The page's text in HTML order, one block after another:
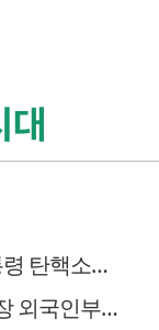
[속보] 野6당, 오후 2시40분 尹대통령 탄핵소추안 국회 제출
‘6시간 비상계엄’ 후폭풍… 금융시장 외국인부터 이탈